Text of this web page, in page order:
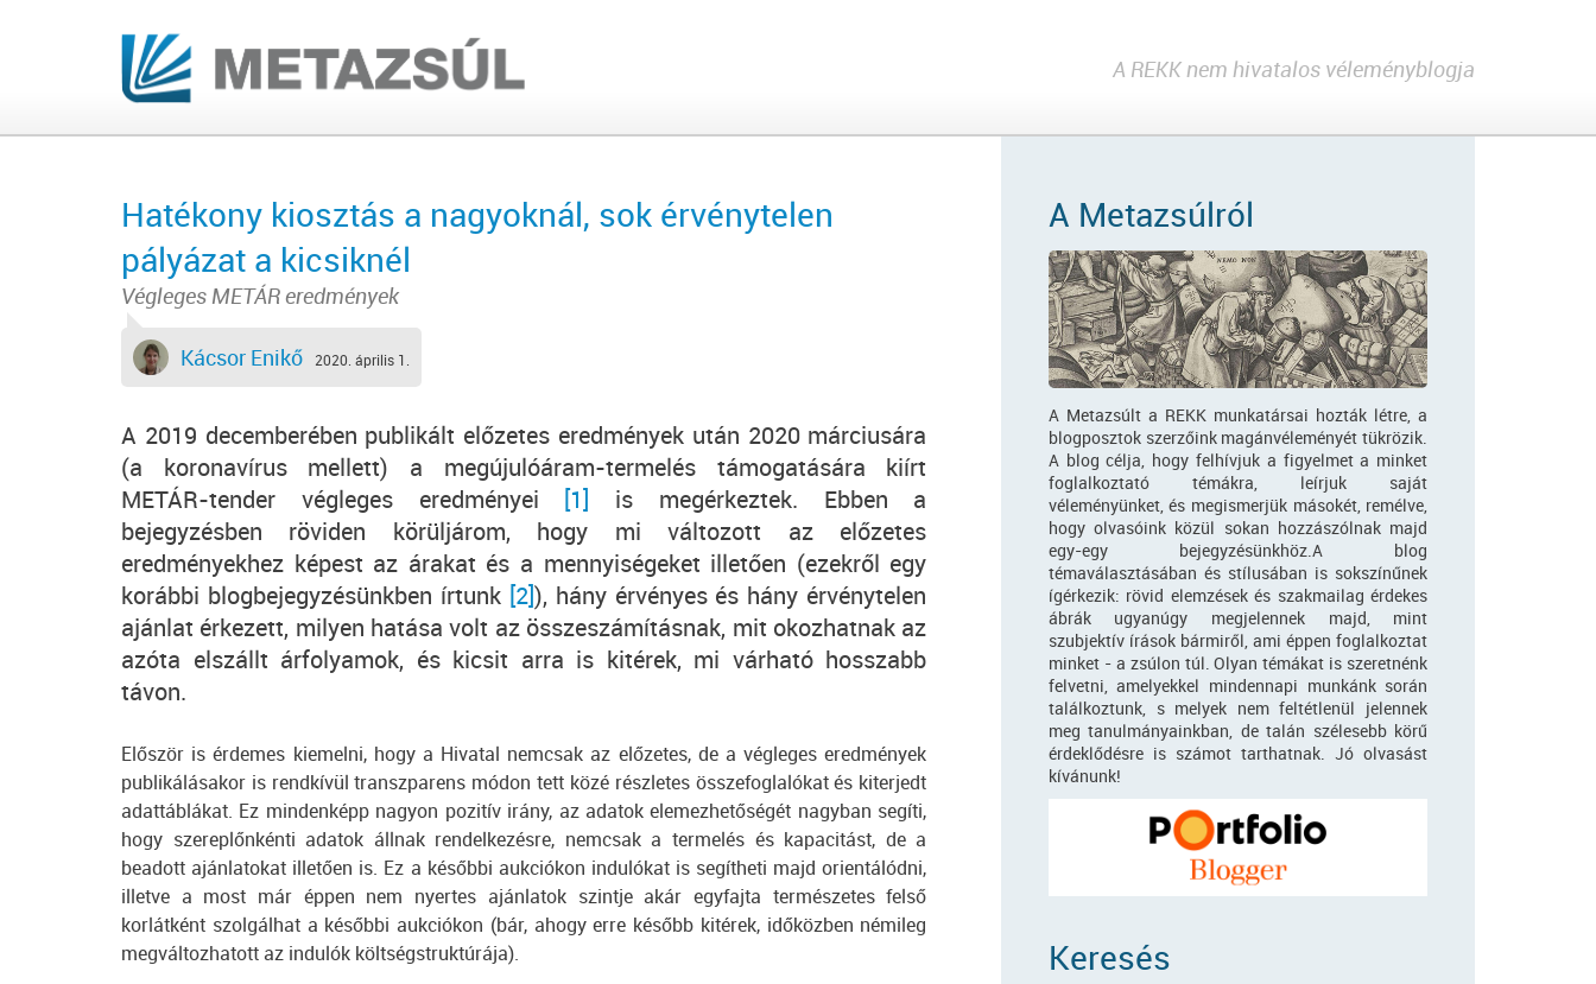
A REKK nem hivatalos véleményblogja
Hatékony kiosztás a nagyoknál, sok érvénytelen
pályázat a kicsiknél
Végleges METÁR eredmények
Kácsor Enikő 2020. április 1.
A 2019 decemberében publikált előzetes eredmények után 2020 márciusára
(a koronavírus mellett) a megújulóáram-termelés támogatására kiírt
METÁR-tender végleges eredményei [1] is megérkeztek. Ebben a
bejegyzésben röviden körüljárom, hogy mi változott az előzetes
eredményekhez képest az árakat és a mennyiségeket illetően (ezekről egy
korábbi blogbejegyzésünkben írtunk [2]), hány érvényes és hány érvénytelen
ajánlat érkezett, milyen hatása volt az összeszámításnak, mit okozhatnak az
azóta elszállt árfolyamok, és kicsit arra is kitérek, mi várható hosszabb
távon.
Először is érdemes kiemelni, hogy a Hivatal nemcsak az előzetes, de a végleges eredmények
publikálásakor is rendkívül transzparens módon tett közé részletes összefoglalókat és kiterjedt
adattáblákat. Ez mindenképp nagyon pozitív irány, az adatok elemezhetőségét nagyban segíti,
hogy szereplőnkénti adatok állnak rendelkezésre, nemcsak a termelés és kapacitást, de a
beadott ajánlatokat illetően is. Ez a későbbi aukciókon indulókat is segítheti majd orientálódni,
illetve a most már éppen nem nyertes ajánlatok szintje akár egyfajta természetes felső
korlátként szolgálhat a későbbi aukciókon (bár, ahogy erre később kitérek, időközben némileg
megváltozhatott az indulók költségstruktúrája).
A Metazsúlról
A Metazsúlt a REKK munkatársai hozták létre, a
blogposztok szerzőink magánvéleményét tükrözik.
A blog célja, hogy felhívjuk a figyelmet a minket
foglalkoztató témákra, leírjuk saját
véleményünket, és megismerjük másokét, remélve,
hogy olvasóink közül sokan hozzászólnak majd
egy-egy bejegyzésünkhöz.A blog
témaválasztásában és stílusában is sokszínűnek
ígérkezik: rövid elemzések és szakmailag érdekes
ábrák ugyanúgy megjelennek majd, mint
szubjektív írások bármiről, ami éppen foglalkoztat
minket - a zsúlon túl. Olyan témákat is szeretnénk
felvetni, amelyekkel mindennapi munkánk során
találkoztunk, s melyek nem feltétlenül jelennek
meg tanulmányainkban, de talán szélesebb körű
érdeklődésre is számot tarthatnak. Jó olvasást
kívánunk!
Keresés